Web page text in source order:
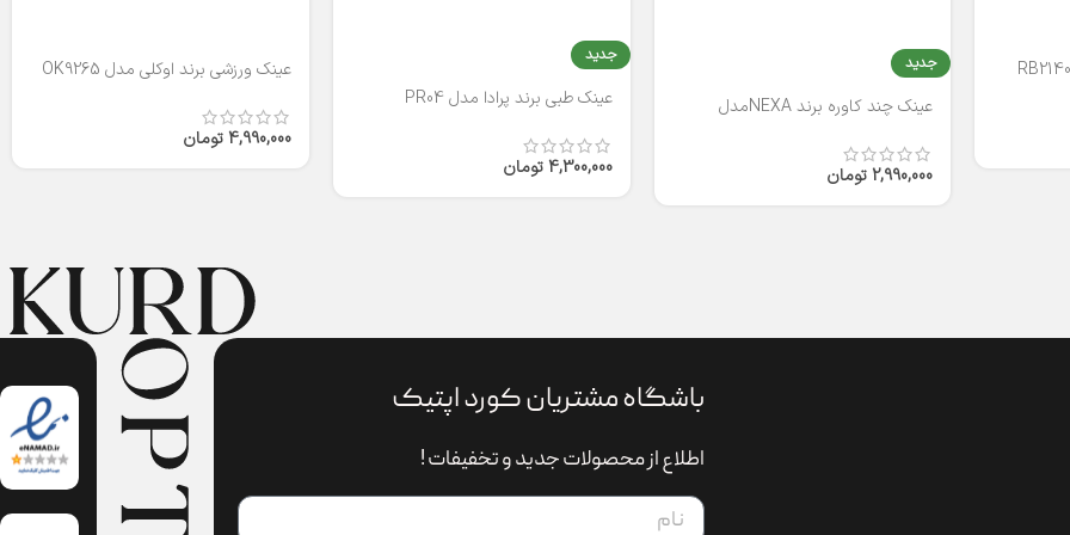
جدید
عینک چند کاوره برند NEXAمدل
2,990,000 تومان
جدید
عینک طبی برند پرادا مدل PR04
4,300,000 تومان
عینک ورزشی برند اوکلی مدل OK9265
4,990,000 تومان
باشگاه مشتریان کورد اپتیک
اطلاع از محصولات جدید و تخفیفات !